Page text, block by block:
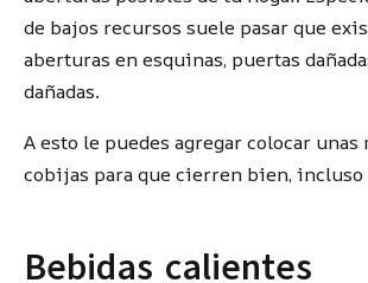
de bajos recursos suele pasar que
aberturas en esquinas, puertas
dañadas.
A esto le puedes agregar colocar unas
cobijas para que cierren bien, incluso
Bebidas calientes